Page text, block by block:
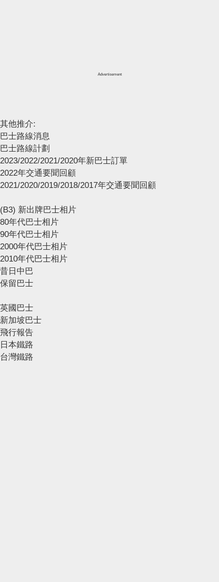
Advertisement
其他推介:
巴士路線消息
巴士路線計劃
2023/2022/2021/2020年新巴士訂單
2022年交通要聞回顧
2021/2020/2019/2018/2017年交通要聞回顧
(B3) 新出牌巴士相片
80年代巴士相片
90年代巴士相片
2000年代巴士相片
2010年代巴士相片
昔日中巴
保留巴士
英國巴士
新加坡巴士
飛行報告
日本鐵路
台灣鐵路